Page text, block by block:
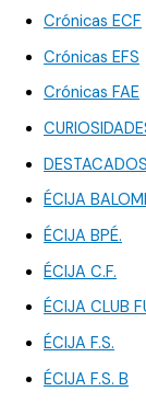
Crónicas ECF
Crónicas EFS
Crónicas FAE
DESTACADOS
ÉCIJA
ÉCIJA BPÉ.
ÉCIJA C.F.
ÉCIJA CLUB
ÉCIJA F.S.
ÉCIJA F.S. B